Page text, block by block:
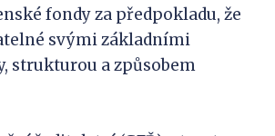
fondy za předpokladu, že
svými základními
strukturou a způsobem